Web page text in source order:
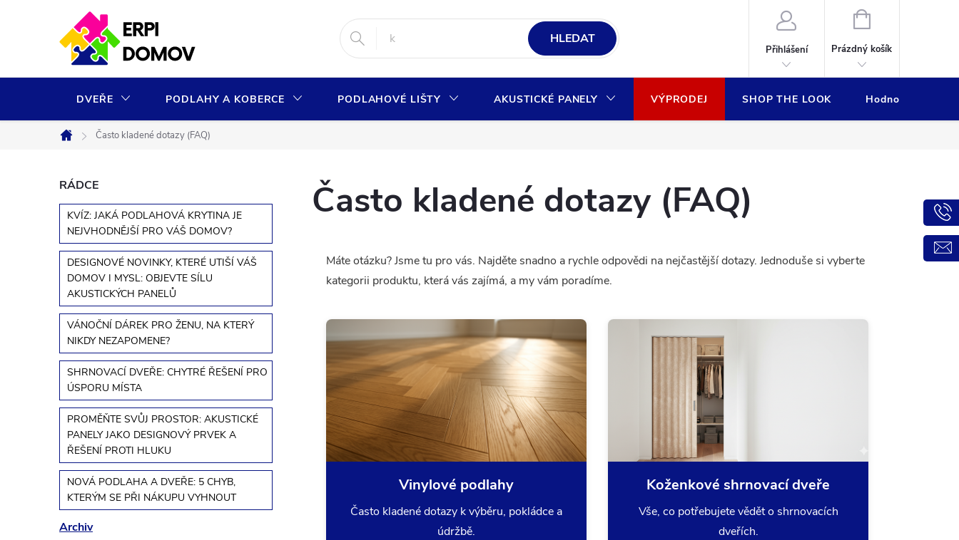
HLEDAT
Přihlášení
NÁKUPNÍ
Prázdný košík
DVEŘE PODLAHY A KOBERCE PODLAHOVÉ LIŠTY AKUSTICKÉ PANELY VÝPRODEJ SHOP THE LOOK Hodnocení
Domů
Často kladené dotazy (FAQ)
P
o
s
t
r
a
n
n
í
p
RÁDCE
KVÍZ: JAKÁ PODLAHOVÁ KRYTINA JE
NEJVHODNĚJŠÍ PRO VÁŠ DOMOV?
DESIGNOVÉ NOVINKY, KTERÉ UTIŠÍ VÁŠ
DOMOV I MYSL: OBJEVTE SÍLU
AKUSTICKÝCH PANELŮ
VÁNOČNÍ DÁREK PRO ŽENU, NA KTERÝ
NIKDY NEZAPOMENE?
SHRNOVACÍ DVEŘE: CHYTRÉ ŘEŠENÍ PRO
ÚSPORU MÍSTA
PROMĚŇTE SVŮJ PROSTOR: AKUSTICKÉ
PANELY JAKO DESIGNOVÝ PRVEK A
ŘEŠENÍ PROTI HLUKU
NOVÁ PODLAHA A DVEŘE: 5 CHYB,
KTERÝM SE PŘI NÁKUPU VYHNOUT
Archiv
Často kladené dotazy (FAQ)
Máte otázku? Jsme tu pro vás. Najděte snadno a rychle odpovědi na nejčastější dotazy. Jednoduše si vyberte
kategorii produktu, která vás zajímá, a my vám poradíme.
Vinylové podlahy
Často kladené dotazy k výběru, pokládce a
údržbě.
Koženkové shrnovací dveře
Vše, co potřebujete vědět o shrnovacích
dveřích.